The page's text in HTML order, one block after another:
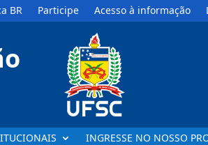
BR Participe Acesso à informação
INGRESSE NO NOSSO